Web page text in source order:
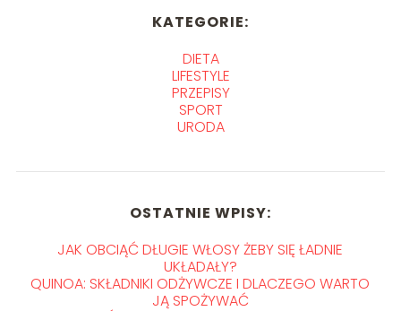
KATEGORIE:
DIETA
LIFESTYLE
PRZEPISY
SPORT
URODA
OSTATNIE WPISY:
JAK OBCIĄĆ DŁUGIE WŁOSY ŻEBY SIĘ ŁADNIE
UKŁADAŁY?
QUINOA: SKŁADNIKI ODŻYWCZE I DLACZEGO WARTO
JĄ SPOŻYWAĆ